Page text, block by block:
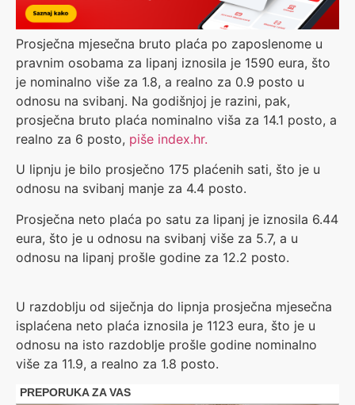
Prosječna mjesečna bruto plaća po zaposlenome u
pravnim osobama za lipanj iznosila je 1590 eura, što
je nominalno više za 1.8, a realno za 0.9 posto u
odnosu na svibanj. Na godišnjoj je razini, pak,
prosječna bruto plaća nominalno viša za 14.1 posto, a
realno za 6 posto, piše index.hr.
U lipnju je bilo prosječno 175 plaćenih sati, što je u
odnosu na svibanj manje za 4.4 posto.
Prosječna neto plaća po satu za lipanj je iznosila 6.44
eura, što je u odnosu na svibanj više za 5.7, a u
odnosu na lipanj prošle godine za 12.2 posto.
U razdoblju od siječnja do lipnja prosječna mjesečna
isplaćena neto plaća iznosila je 1123 eura, što je u
odnosu na isto razdoblje prošle godine nominalno
više za 11.9, a realno za 1.8 posto.